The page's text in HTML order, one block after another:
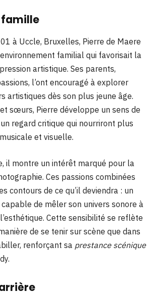
famille
à Uccle, Bruxelles, Pierre de Maere
familial qui favorisait la
artistique. Ses parents,
l’ont encouragé à explorer
artistiques dès son plus jeune âge.
sœurs, Pierre développe un sens de
regard critique qui nourriront plus
et visuelle.
il montre un intérêt marqué pour la
Ces passions combinées
contours de ce qu’il deviendra : un
de mêler son univers sonore à
Cette sensibilité se reflète
de se tenir sur scène que dans
renforçant sa prestance scénique